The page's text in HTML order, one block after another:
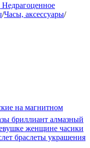
/Часы, аксессуары/
на магнитном
бриллиант алмазный
женщине часики
браслеты украшения